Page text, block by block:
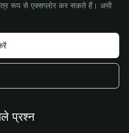
रूप से एक्सप्लोर कर सकते हैं। अभी
प्रश्न